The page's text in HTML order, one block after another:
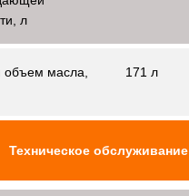
л
масла,
171 л
Техническое обслуживание